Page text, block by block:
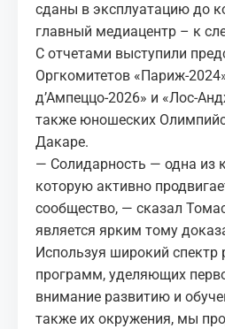
сданы в эксплуатацию до
главный медиацентр – к
С отчетами выступили
Оргкомитетов «Париж-
д’Ампеццо-2026» и «Лос-
также юношеских
Дакаре.
— Солидарность — одна из
которую активно
сообщество, — сказал
является ярким тому
Используя широкий спектр
программ, уделяющих
внимание развитию и
также их окружения, мы